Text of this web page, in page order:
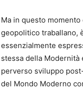
Ma in questo
geopolitico traballano,
essenzialmente
stessa della Modernità
perverso sviluppo
del Mondo Moderno